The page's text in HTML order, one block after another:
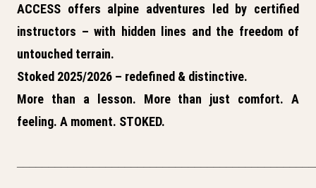
ACCESS offers alpine adventures led by certified
instructors – with hidden lines and the freedom of
untouched terrain.
Stoked 2025/2026 – redefined & distinctive.
More than a lesson. More than just comfort. A
feeling. A moment. STOKED.